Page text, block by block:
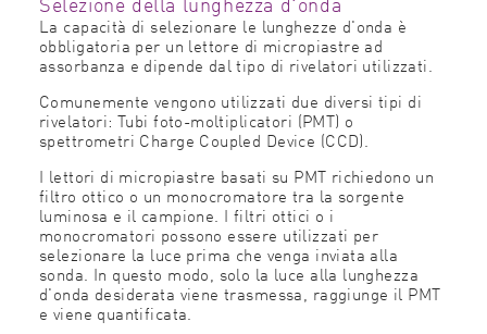
La capacità di selezionare le lunghezze d'onda è
obbligatoria per un lettore di micropiastre ad
assorbanza e dipende dal tipo di rivelatori utilizzati.
Comunemente vengono utilizzati due diversi tipi di
rivelatori: Tubi foto-moltiplicatori (PMT) o
spettrometri Charge Coupled Device (CCD).
I lettori di micropiastre basati su PMT richiedono un
filtro ottico o un monocromatore tra la sorgente
luminosa e il campione. I filtri ottici o i
monocromatori possono essere utilizzati per
selezionare la luce prima che venga inviata alla
sonda. In questo modo, solo la luce alla lunghezza
d'onda desiderata viene trasmessa, raggiunge il PMT
e viene quantificata.